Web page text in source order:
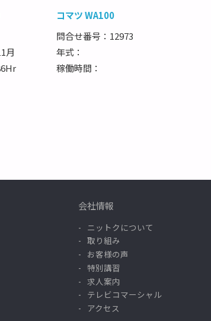
月
コマツ WA100
問合せ番号：12973
年式：
稼働時間：
会社情報
ニットクについて
取り組み
お客様の声
特別講習
求人案内
テレビコマーシャル
アクセス